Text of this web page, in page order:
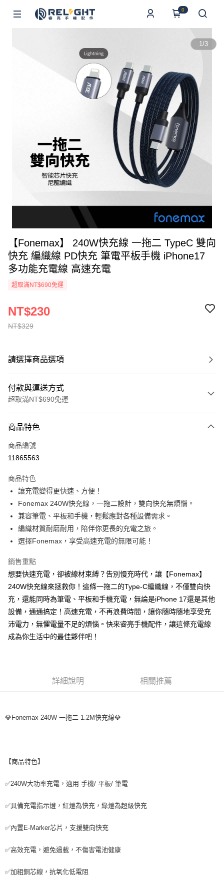
0
1/3
【Fonemax】 240W快充線 一拖二 TypeC 雙向
快充 編織線 PD快充 筆電平板手機 iPhone17
多功能充電線 高速充電
超取滿NT$690免運
NT$329
NT$230
請選擇商品選項
付款與運送方式
超取滿NT$690免運
信用卡一次付款
超商取貨付款
Apple Pay
街口支付
悠遊付
ATM付款
全家取貨付款
每筆NT$65，滿NT$690(含以上)免運費
付款後全家取貨
付款後7-11取貨
宅配
免運費
商品特色
商品編號
11865563
商品特色
讓充電變得更快速、方便！
Fonemax 240W快充線，一拖二設計，雙向快充無煩惱。
兼容筆電、平板和手機，輕鬆應對各種設備需求。
編織材質耐磨耐用，陪伴你更長的充電之旅。
選擇Fonemax，享受高速充電的無限可能！
銷售重點
想要快速充電，卻被線材束縛？告別慢充時代，讓【Fonemax】
240W快充線來拯救你！這條一拖二的Type-C編織線，不僅雙向快
充，還能同時為筆電、平板和手機充電，無論是iPhone 17還是其他
設備，通通搞定！高速充電，不再浪費時間，讓你隨時隨地享受充
沛電力，無懼電量不足的煩惱。快來睿亮手機配件，讓這條充電線
成為你生活中的最佳夥伴吧！
詳細說明 相關推薦
💎Fonemax 240W 一拖二 1.2M快充線💎
【商品特色】
✅240W大功率充電，適用 手機/ 平板/ 筆電
✅具備充電指示燈，紅燈為快充，綠燈為超級快充
✅內置E-Marker芯片，支援雙向快充
✅高效充電，避免過載，不傷害電池健康
✅加粗銅芯線，抗氧化低電阻